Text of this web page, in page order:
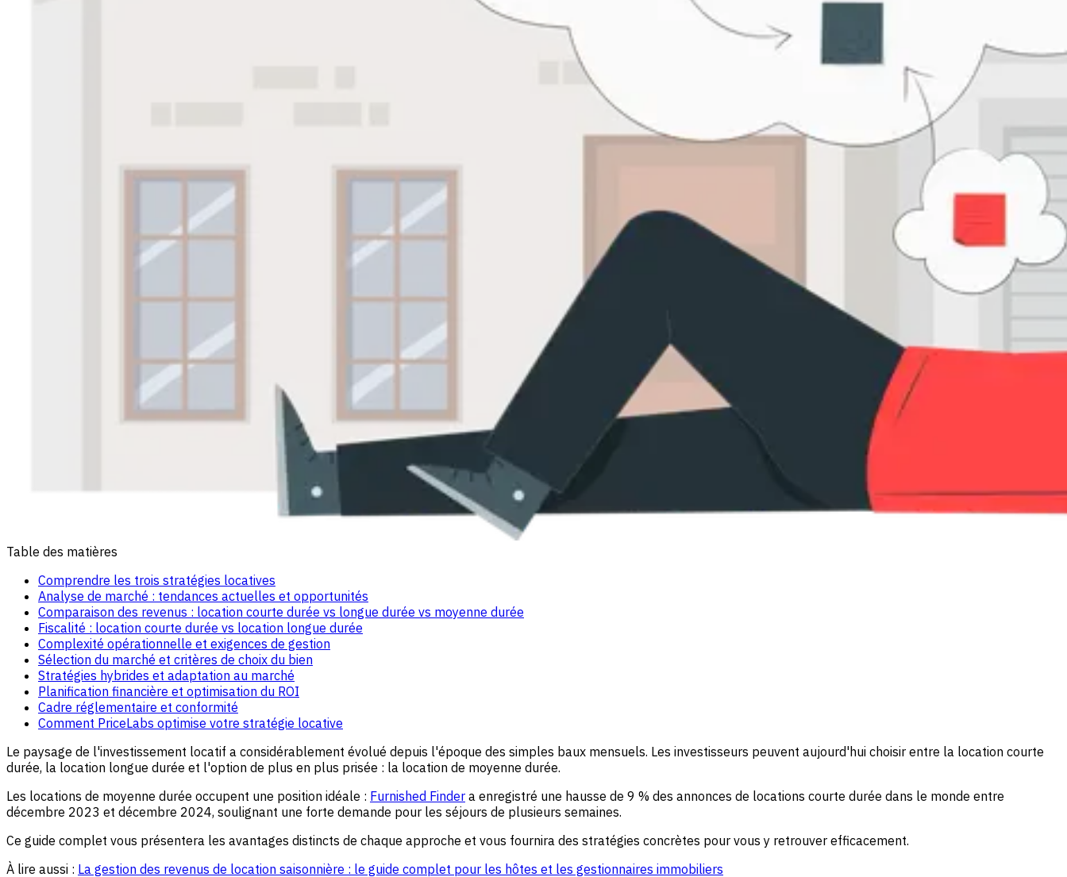
Table des matières
Comprendre les trois stratégies locatives
Analyse de marché : tendances actuelles et opportunités
Comparaison des revenus : location courte durée vs longue durée vs moyenne durée
Fiscalité : location courte durée vs location longue durée
Complexité opérationnelle et exigences de gestion
Sélection du marché et critères de choix du bien
Stratégies hybrides et adaptation au marché
Planification financière et optimisation du ROI
Cadre réglementaire et conformité
Comment PriceLabs optimise votre stratégie locative
Le paysage de l'investissement locatif a considérablement évolué depuis l'époque des simples baux mensuels. Les investisseurs peuvent aujourd'hui choisir entre la location courte
durée, la location longue durée et l'option de plus en plus prisée : la location de moyenne durée.
Les locations de moyenne durée occupent une position idéale : Furnished Finder a enregistré une hausse de 9 % des annonces de locations courte durée dans le monde entre
décembre 2023 et décembre 2024, soulignant une forte demande pour les séjours de plusieurs semaines.
Ce guide complet vous présentera les avantages distincts de chaque approche et vous fournira des stratégies concrètes pour vous y retrouver efficacement.
À lire aussi : La gestion des revenus de location saisonnière : le guide complet pour les hôtes et les gestionnaires immobiliers